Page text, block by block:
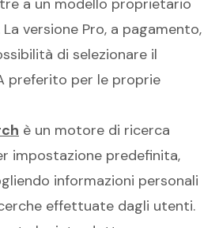
a un modello proprietario
versione Pro, a pagamento,
di selezionare il
preferito per le proprie
è un motore di ricerca
impostazione predefinita,
informazioni personali
effettuate dagli utenti.